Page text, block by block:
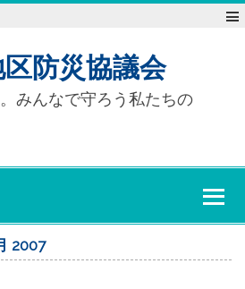
防災協議会
みんなで守ろう私たちの
2007